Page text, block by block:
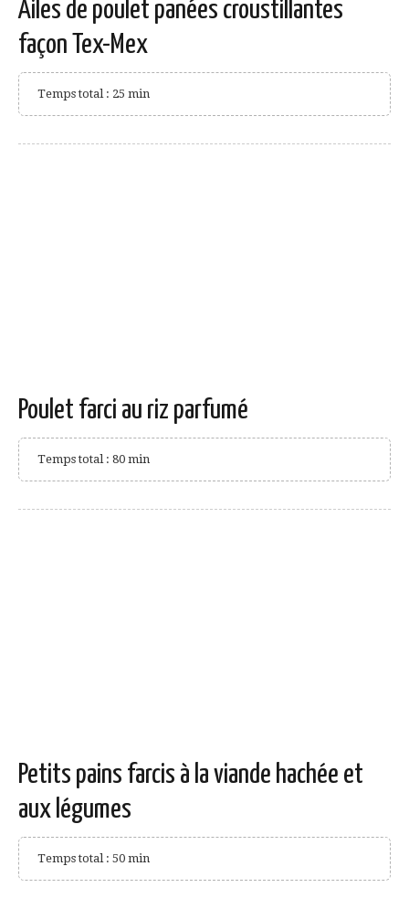
Ailes de poulet panées croustillantes
façon Tex-Mex
Temps total : 25 min
Poulet farci au riz parfumé
Temps total : 80 min
Petits pains farcis à la viande hachée et
aux légumes
Temps total : 50 min